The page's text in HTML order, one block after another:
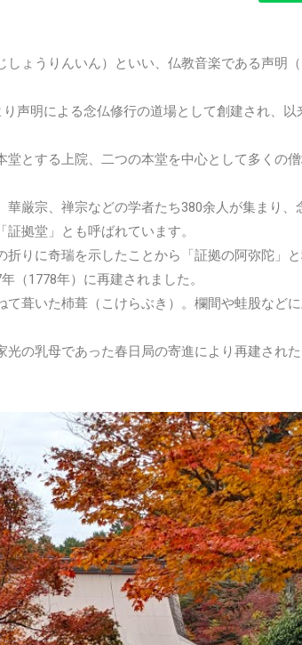
ょうりんいん）といい、仏教音楽である声明
声明による念仏修行の道場として創建され、以
とする上院、二つの本堂を中心として多くの
厳宗、禅宗などの学者たち380余人が集まり、
拠堂」とも呼ばれています。
りに奇瑞を示したことから「証拠の阿弥陀」と
（1778年）に再建されました。
葺いた杮葺（こけらぶき）。欄間や蛙股など
の乳母であった春日局の寄進により再建され